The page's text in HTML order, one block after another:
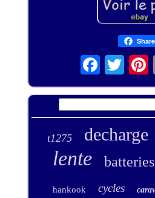
Share
t1275 decharge
lente batteries
hankook cycles